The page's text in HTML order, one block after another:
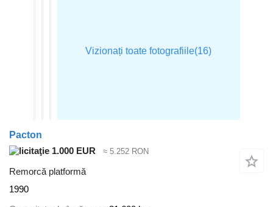
Pacton
1.000 EUR
≈ 5.252 RON
Remorcă platformă
1990